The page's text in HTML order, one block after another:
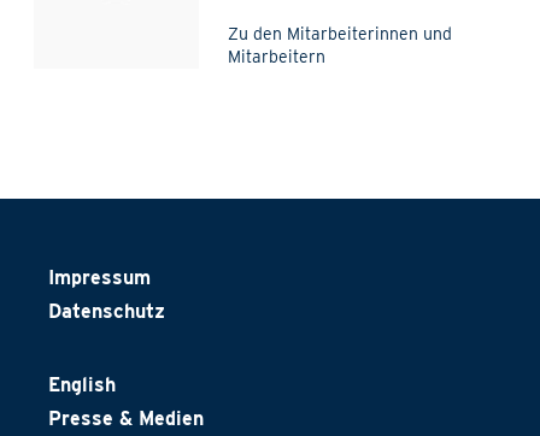
Zu den Mitarbeiterinnen und
Mitarbeitern
Impressum
Datenschutz
English
Presse & Medien